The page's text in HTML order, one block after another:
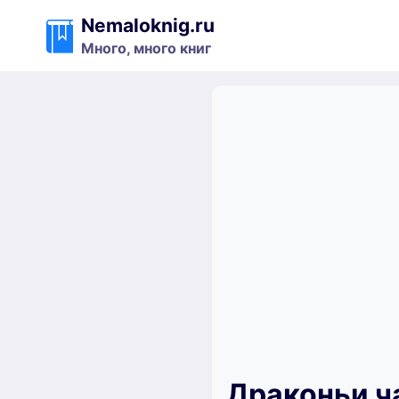
содержимому
Nemaloknig.ru
Много, много книг